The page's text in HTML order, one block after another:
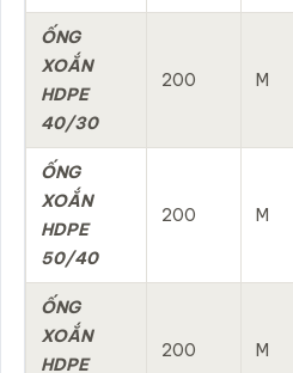
ỐNG
XOẮN
HDPE
40/30
200 M
ỐNG
XOẮN
HDPE
50/40
200 M
ỐNG
XOẮN
HDPE
200 M